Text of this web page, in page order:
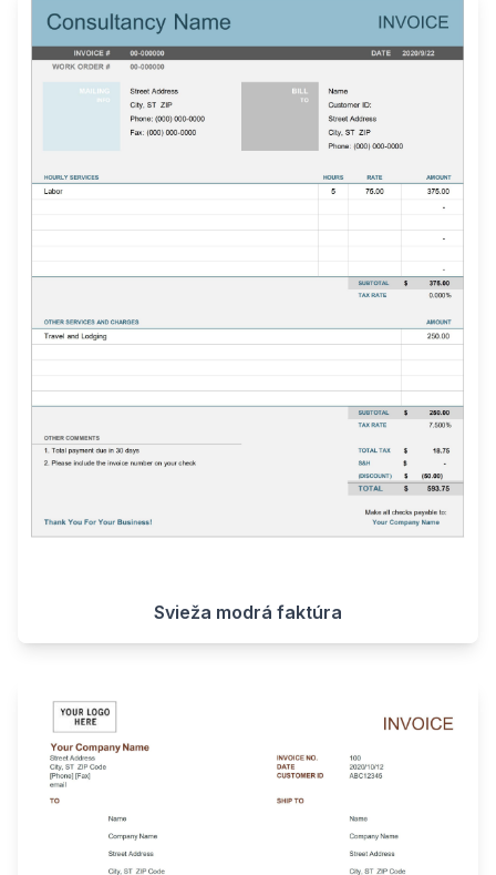
Svieža modrá faktúra